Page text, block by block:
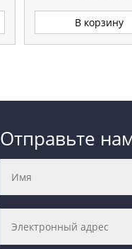
В корзину
Отправьте